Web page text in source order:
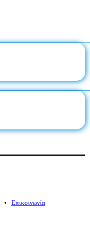
⠀•⠀ Επικοινωνία